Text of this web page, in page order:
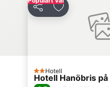
Dela Lägg till i
2 Stjärnor
Hotell
Hotell Hanöbris